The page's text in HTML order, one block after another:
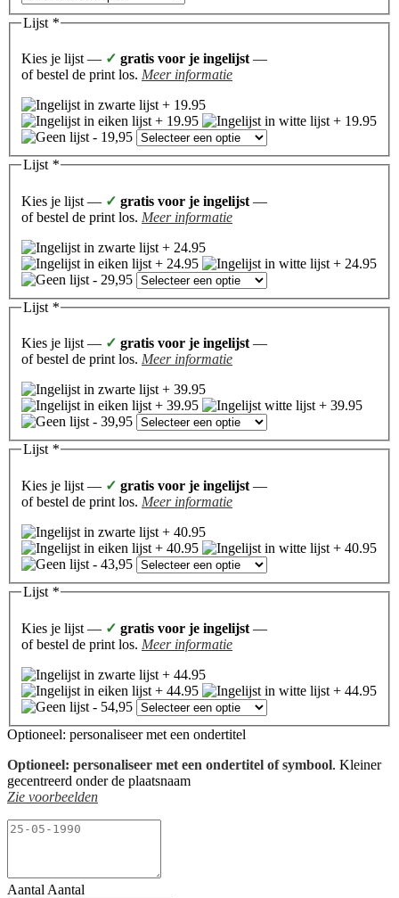
Lijst *
Kies je lijst — ✓ gratis voor je ingelijst —
of bestel de print los. Meer informatie
Lijst *
Kies je lijst — ✓ gratis voor je ingelijst —
of bestel de print los. Meer informatie
Lijst *
Kies je lijst — ✓ gratis voor je ingelijst—
of bestel de print los. Meer informatie
Lijst *
Kies je lijst — ✓ gratis voor je ingelijst —
of bestel de print los. Meer informatie
Lijst *
Kies je lijst — ✓ gratis voor je ingelijst —
of bestel de print los. Meer informatie
Optioneel: personaliseer met een ondertitel
Optioneel: personaliseer met een ondertitel of symbool. Kleiner
gecentreerd onder de plaatsnaam
Zie voorbeelden
Aantal Aantal